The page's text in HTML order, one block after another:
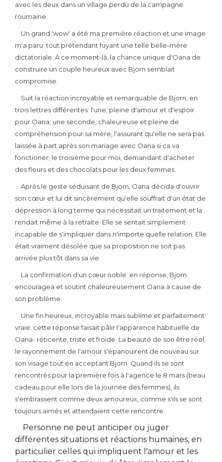
avec les deux dans un village perdu de la campagne
roumaine.
Un grand 'wow' a été ma première réaction et une image
m'a paru: tout prétendant fuyant une telle belle-mère
dictatoriale. À ce moment-là, la chance unique d'Oana de
construire un couple heureux avec Bjorn semblait
compromise.
Suit la réaction incroyable et remarquable de Bjorn, en
trois lettres différentes: l'une, pleine d'amour et d'espoir
pour Oana; une seconde, chaleureuse et pleine de
compréhension pour sa mère, l'assurant qu'elle ne sera pas
laissée à part après son mariage avec Oana si ca va
fonctioner; le troisième pour moi, demandant d'acheter
des fleurs et des chocolats pour les deux femmes.
Après le geste séduisant de Bjorn, Oana décida d'ouvrir
son cœur et lui dit sincèrement qu'elle souffrait d'un état de
dépression à long terme qui nécessitait un traitement et la
rendait même à la retraite. Elle se sentait simplement
incapable de s'impliquer dans n'importe quelle relation. Elle
était vraiment désolée que sa proposition ne soit pas
arrivée plus tôt dans sa vie.
La confirmation d'un cœur noble: en réponse, Bjorn
encouragea et soutint chaleureusement Oana à cause de
son problème.
Une fin heureux, incroyable mais sublime et parfaitement
vraie: cette réponse faisait pâlir l'apparence habituelle de
Oana- réticente, triste et froide. La beauté de son être réel,
le rayonnement de l'amour s'épanouirent de nouveau sur
son visage tout en acceptant Bjorn. Quand ils se sont
rencontrés pour la première fois à l'agence le 8 mars (beau
cadeau pour elle lors de la journée des femmes), ils
s'embrassent comme deux amoureux, comme s'ils se sont
toujours aimés et attendaient cette rencontre.
Personne ne peut anticiper ou juger
différentes situations et réactions humaines, en
particulier celles qui impliquent l'amour et les